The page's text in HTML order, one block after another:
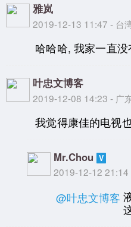
雅岚
2019-12-13 11:47 - 台
哈哈哈, 我家一直
叶忠文博客
2019-12-08 14:23 - 广
我觉得康佳的电视
Mr.Chou
2019-12-12 21:14
@叶忠文博客